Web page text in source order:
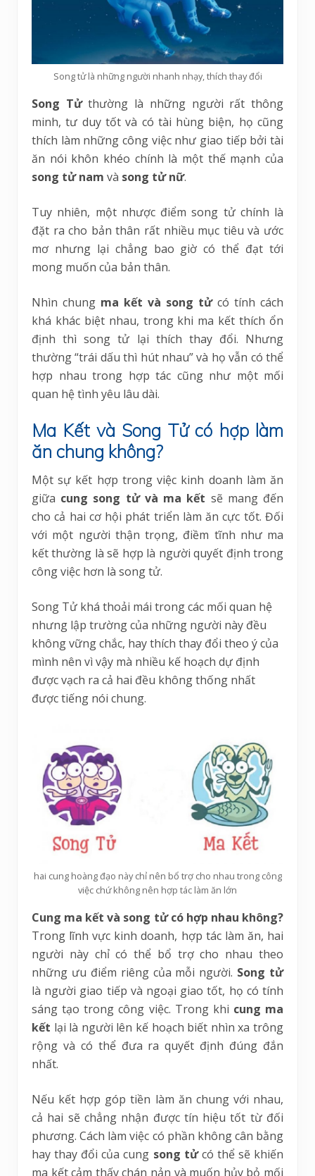
Song tử là những người nhanh nhạy, thích thay đổi
Song Tửthường là những người rất thông
minh, tư duy tốt và có tài hùng biện, họ cũng
thích làm những công việc như giao tiếp bởi tài
ăn nói khôn khéo chính là một thế mạnh của
song tử nam và song tử nữ.
Tuy nhiên, một nhược điểm song tử chính là
đặt ra cho bản thân rất nhiều mục tiêu và ước
mơ nhưng lại chẳng bao giờ có thể đạt tới
mong muốn của bản thân.
Nhìn chung ma kết và song tửcó tính cách
khá khác biệt nhau, trong khi ma kết thích ổn
định thì song tử lại thích thay đổi. Nhưng
thường “trái dấu thì hút nhau” và họ vẫn có thể
hợp nhau trong hợp tác cũng như một mối
quan hệ tình yêu lâu dài.
Ma Kết và Song Tử có hợp làm
ăn chung không?
Một sự kết hợp trong việc kinh doanh làm ăn
giữa cung song tử và ma kết sẽ mang đến
cho cả hai cơ hội phát triển làm ăn cực tốt. Đối
với một người thận trọng, điềm tĩnh như ma
kết thường là sẽ hợp là người quyết định trong
công việc hơn là song tử.
Song Tử khá thoải mái trong các mối quan hệ
nhưng lập trường của những người này đều
không vững chắc, hay thích thay đổi theo ý của
mình nên vì vậy mà nhiều kế hoạch dự định
được vạch ra cả hai đều không thống nhất
được tiếng nói chung.
hai cung hoàng đạo này chỉ nên bổ trợ cho nhau trong công
việc chứ không nên hợp tác làm ăn lớn
Cung ma kết và song tử có hợp nhau không?
Trong lĩnh vực kinh doanh, hợp tác làm ăn, hai
người này chỉ có thể bổ trợ cho nhau theo
những ưu điểm riêng của mỗi người. Song tử
là người giao tiếp và ngoại giao tốt, họ có tính
sáng tạo trong công việc. Trong khi cung ma
kết lại là người lên kế hoạch biết nhìn xa trông
rộng và có thể đưa ra quyết định đúng đắn
nhất.
Nếu kết hợp góp tiền làm ăn chung với nhau,
cả hai sẽ chẳng nhận được tín hiệu tốt từ đối
phương. Cách làm việc có phần không cân bằng
hay thay đổi của cung song tửcó thể sẽ khiến
ma kết cảm thấy chán nản và muốn hủy bỏ mối